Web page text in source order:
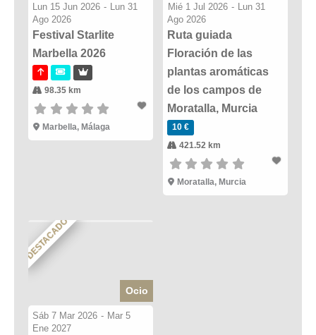
Lun 15 Jun 2026 - Lun 31
Ago 2026
Festival Starlite
Marbella 2026
98.35 km
Marbella, Málaga
Mié 1 Jul 2026 - Lun 31
Ago 2026
Ruta guiada
Floración de las
plantas aromáticas
de los campos de
Moratalla, Murcia
10 €
421.52 km
Moratalla, Murcia
DESTACADO
Ocio
Sáb 7 Mar 2026 - Mar 5
Ene 2027